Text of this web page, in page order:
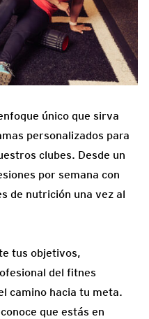
único que sirva
personalizados para
clubes. Desde un
por semana con
de nutrición una vez al
tus objetivos,
del fitnes
camino hacia tu meta.
que estás en